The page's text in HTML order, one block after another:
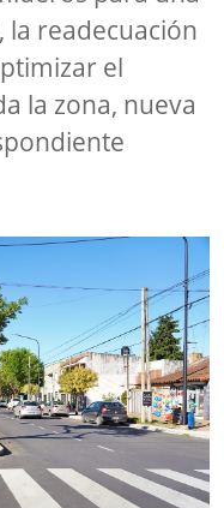
la readecuación
el
la zona, nueva